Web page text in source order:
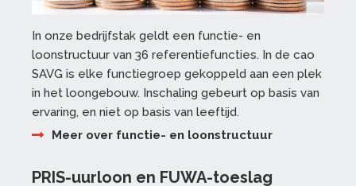
In onze bedrijfstak geldt een functie- en
loonstructuur van 36 referentiefuncties. In de cao
SAVG is elke functiegroep gekoppeld aan een plek
in het loongebouw. Inschaling gebeurt op basis van
ervaring, en niet op basis van leeftijd.
Meer over functie- en loonstructuur
PRIS-uurloon en FUWA-toeslag